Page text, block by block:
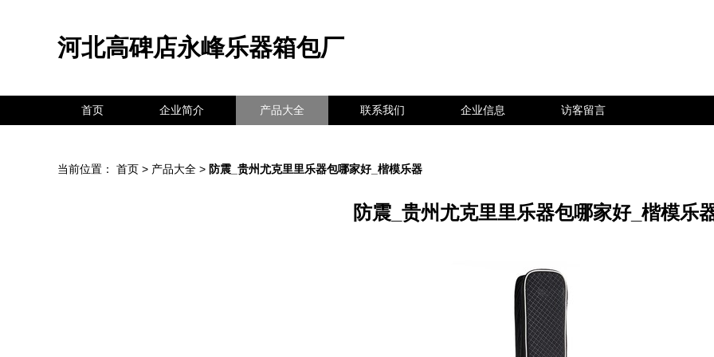
河北高碑店永峰乐器箱包厂
首页 企业简介 产品大全 联系我们 企业信息 访客留言
当前位置： 首页 > 产品大全 > 防震_贵州尤克里里乐器包哪家好_楷模乐器
防震_贵州尤克里里乐器包哪家好_楷模乐